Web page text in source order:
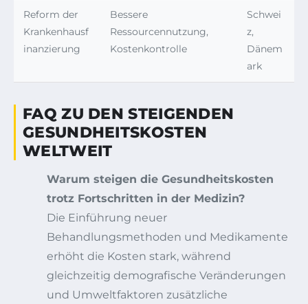
Reform der
Krankenhausf
inanzierung
Bessere
Ressourcennutzung,
Kostenkontrolle
Schwei
z,
Dänem
ark
FAQ ZU DEN STEIGENDEN
GESUNDHEITSKOSTEN
WELTWEIT
Warum steigen die Gesundheitskosten
trotz Fortschritten in der Medizin?
Die Einführung neuer
Behandlungsmethoden und Medikamente
erhöht die Kosten stark, während
gleichzeitig demografische Veränderungen
und Umweltfaktoren zusätzliche